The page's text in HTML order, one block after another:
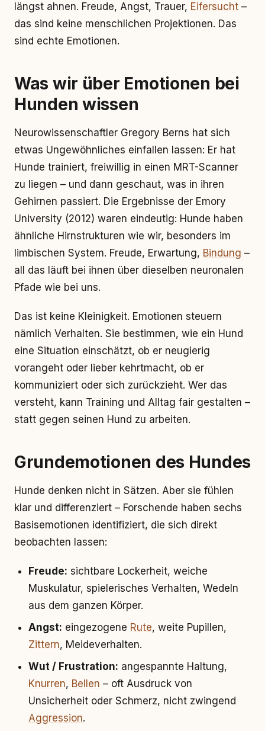
längst ahnen. Freude, Angst, Trauer, Eifersucht –
das sind keine menschlichen Projektionen. Das
sind echte Emotionen.
Was wir über Emotionen bei
Hunden wissen
Neurowissenschaftler Gregory Berns hat sich
etwas Ungewöhnliches einfallen lassen: Er hat
Hunde trainiert, freiwillig in einen MRT-Scanner
zu liegen – und dann geschaut, was in ihren
Gehirnen passiert. Die Ergebnisse der Emory
University (2012) waren eindeutig: Hunde haben
ähnliche Hirnstrukturen wie wir, besonders im
limbischen System. Freude, Erwartung, Bindung –
all das läuft bei ihnen über dieselben neuronalen
Pfade wie bei uns.
Das ist keine Kleinigkeit. Emotionen steuern
nämlich Verhalten. Sie bestimmen, wie ein Hund
eine Situation einschätzt, ob er neugierig
vorangeht oder lieber kehrtmacht, ob er
kommuniziert oder sich zurückzieht. Wer das
versteht, kann Training und Alltag fair gestalten –
statt gegen seinen Hund zu arbeiten.
Grundemotionen des Hundes
Hunde denken nicht in Sätzen. Aber sie fühlen
klar und differenziert – Forschende haben sechs
Basisemotionen identifiziert, die sich direkt
beobachten lassen:
Freude: sichtbare Lockerheit, weiche
Muskulatur, spielerisches Verhalten, Wedeln
aus dem ganzen Körper.
Angst: eingezogene Rute, weite Pupillen,
Zittern, Meideverhalten.
Wut / Frustration: angespannte Haltung,
Knurren, Bellen – oft Ausdruck von
Unsicherheit oder Schmerz, nicht zwingend
Aggression.